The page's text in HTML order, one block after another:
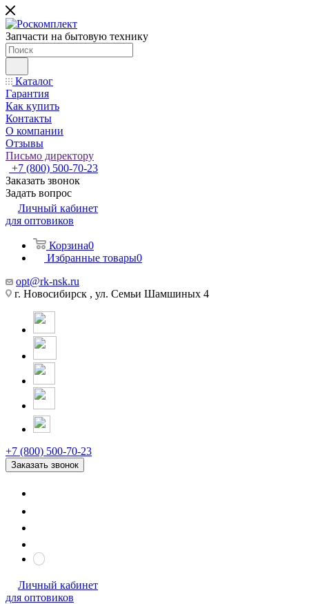
Запчасти на бытовую технику
Каталог
Гарантия
Как купить
Контакты
О компании
Отзывы
Письмо директору
+7 (800) 500-70-23
Заказать звонок
Задать вопрос
Личный кабинет
для оптовиков
Корзина0
Избранные товары0
opt@rk-nsk.ru
г. Новосибирск , ул. Семьи Шамшиных 4
+7 (800) 500-70-23
Заказать звонок
Личный кабинет
для оптовиков